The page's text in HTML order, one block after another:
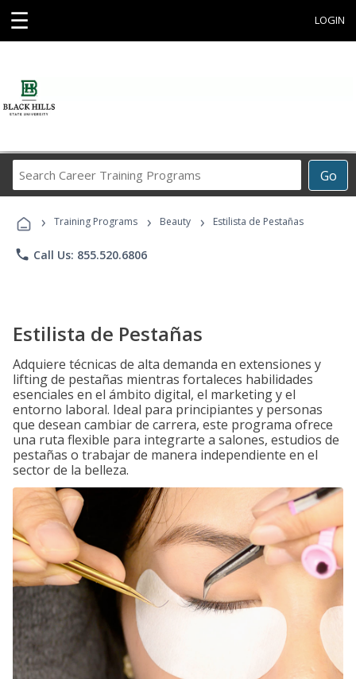
☰ LOGIN
Go
Career
Programs
› Training Programs › Beauty › Estilista de Pestañas
phone Call Us: 855.520.6806
Estilista de Pestañas
Adquiere técnicas de alta demanda en extensiones y
lifting de pestañas mientras fortaleces habilidades
esenciales en el ámbito digital, el marketing y el
entorno laboral. Ideal para principiantes y personas
que desean cambiar de carrera, este programa ofrece
una ruta flexible para integrarte a salones, estudios de
pestañas o trabajar de manera independiente en el
sector de la belleza.